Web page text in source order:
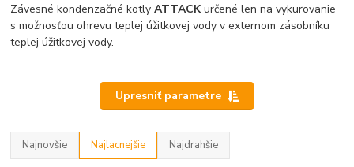
Závesné kondenzačné kotlyATTACKurčené len na vykurovanie
s možnosťou ohrevu teplej úžitkovej vody v externom zásobníku
teplej úžitkovej vody.
Upresniť parametre
Najnovšie Najlacnejšie Najdrahšie